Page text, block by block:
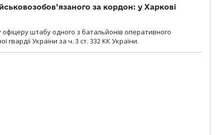
за кордон: у Харкові
штабу одного з батальйонів оперативного
гвардії України за ч. 3 ст. 332 КК України.